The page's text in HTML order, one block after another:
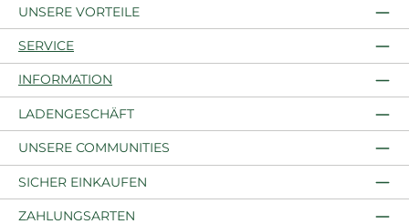
UNSERE VORTEILE
SERVICE
INFORMATION
LADENGESCHÄFT
UNSERE COMMUNITIES
SICHER EINKAUFEN
ZAHLUNGSARTEN